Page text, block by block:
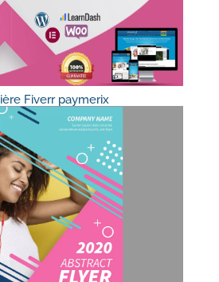
Fiverr paymerix